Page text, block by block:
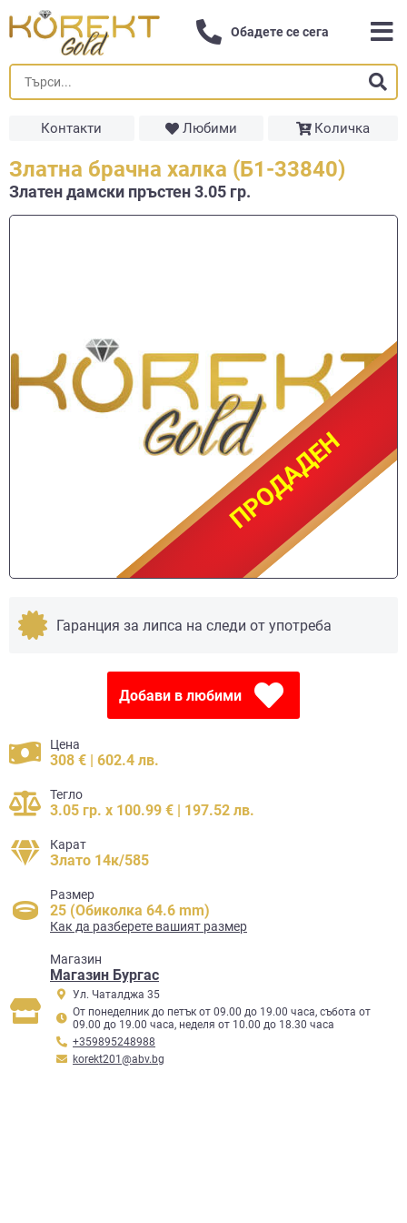
Обадете се сега
Контакти Любими Количка
Златна брачна халка (Б1-33840)
Златен дамски пръстен 3.05 гр.
ПРОДАДЕН
ПРОДАДЕН
Гаранция за липса на следи от употреба
Добави в любими
Цена
308 € | 602.4 лв.
Тегло
3.05 гр. x 100.99 € | 197.52 лв.
Карат
Злато 14к/585
Размер
25 (Обиколка 64.6 mm)
Как да разберете вашият размер
Mагазин
Магазин Бургас
Ул. Чаталджа 35
От понеделник до петък от 09.00 до 19.00 часа, събота от
09.00 до 19.00 часа, неделя от 10.00 до 18.30 часа
+359895248988
korekt201@abv.bg